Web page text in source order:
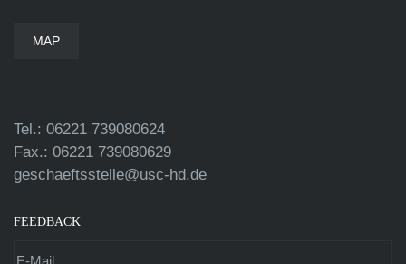
MAP
Tel.: 06221 739080624
Fax.: 06221 739080629
geschaeftsstelle@usc-hd.de
FEEDBACK